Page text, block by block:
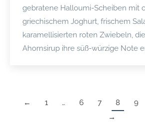
gebratene Halloumi-Scheiben mit
griechischem Joghurt, frischem
karamellisierten roten Zwiebeln,
Ahornsirup ihre süß-würzige Note
← 1 … 6 7 8 9
→